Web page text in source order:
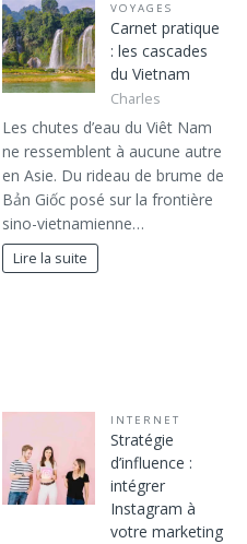
VOYAGES
Carnet pratique
: les cascades
du Vietnam
Charles
Les chutes d’eau du Viêt Nam
ne ressemblent à aucune autre
en Asie. Du rideau de brume de
Bản Giốc posé sur la frontière
sino-vietnamienne…
Lire la suite
INTERNET
Stratégie
d’influence :
intégrer
Instagram à
votre marketing